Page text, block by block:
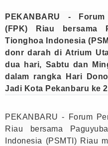
PEKANBARU -
(FPK) Riau bersama
Tionghoa Indonesia
donr darah di Atrium
dua hari, Sabtu dan
dalam rangka Hari
Jadi Kota Pekanbaru ke
PEKANBARU - Forum
Riau bersama
Indonesia (PSMTI) Riau